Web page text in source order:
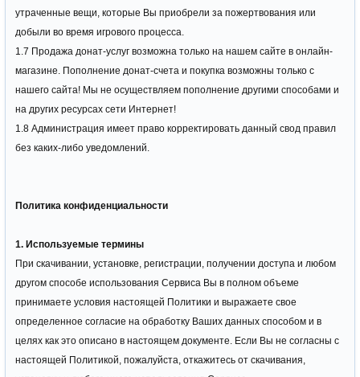
утраченные вещи, которые Вы приобрели за пожертвования или
добыли во время игрового процесса.
1.7 Продажа донат-услуг возможна только на нашем сайте в онлайн-
магазине. Пополнение донат-счета и покупка возможны только с
нашего сайта! Мы не осуществляем пополнение другими способами и
на других ресурсах сети Интернет!
1.8 Администрация имеет право корректировать данный свод правил
без каких-либо уведомлений.
Политика конфиденциальности
1. Используемые термины
При скачивании, установке, регистрации, получении доступа и любом
другом способе использования Сервиса Вы в полном объеме
принимаете условия настоящей Политики и выражаете свое
определенное согласие на обработку Ваших данных способом и в
целях как это описано в настоящем документе. Если Вы не согласны с
настоящей Политикой, пожалуйста, откажитесь от скачивания,